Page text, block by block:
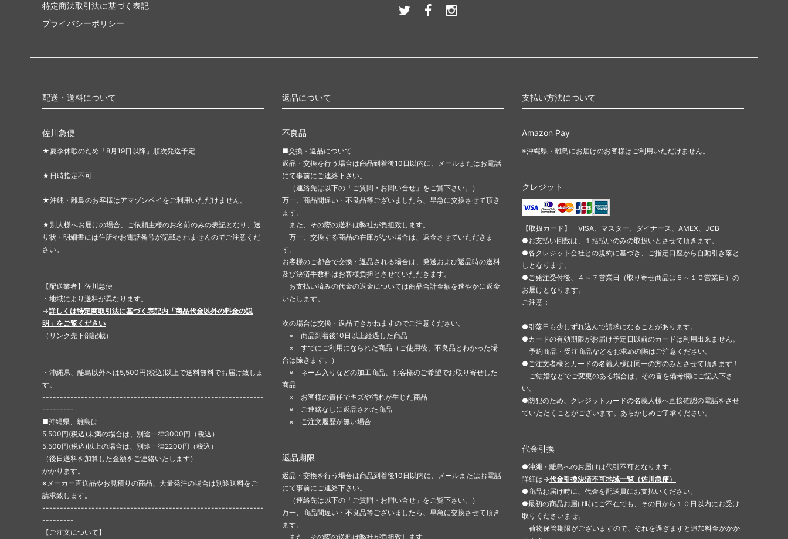
特定商法取引法に基づく表記
プライバシーポリシー
配送・送料について
佐川急便
★夏季休暇のため「8月19日以降」順次発送予定
★日時指定不可
★沖縄・離島のお客様はアマゾンペイをご利用いただけません。
★別人様へお届けの場合、ご依頼主様のお名前のみの表記となり、送
り状・明細書には住所やお電話番号が記載されませんのでご注意くだ
さい。
【配送業者】佐川急便
・地域により送料が異なります。
→詳しくは特定商取引法に基づく表記内「商品代金以外の料金の説
明」をご覧ください
（リンク先下部記載）
・沖縄県、離島以外へは5,500円(税込)以上で送料無料でお届け致しま
す。
---------------------------------------------------------------
---------
■沖縄県、離島は
5,500円(税込)未満の場合は、別途一律3000円（税込）
5,500円(税込)以上の場合は、別途一律2200円（税込）
（後日送料を加算した金額をご連絡いたします）
かかります。
※メーカー直送品やお見積りの商品、大量発注の場合は別途送料をご
請求致します。
---------------------------------------------------------------
---------
【ご注文について】
返品について
不良品
■交換・返品について
返品・交換を行う場合は商品到着後10日以内に、メールまたはお電話
にて事前にご連絡下さい。
（連絡先は以下の「ご質問・お問い合せ」をご覧下さい。）
万一、商品間違い・不良品等ございましたら、早急に交換させて頂き
ます。
また、その際の送料は弊社が負担致します。
万一、交換する商品の在庫がない場合は、返金させていただきま
す。
お客様のご都合で交換・返品される場合は、発送および返品時の送料
及び決済手数料はお客様負担とさせていただきます。
お支払い済みの代金の返金については商品合計金額を速やかに返金
いたします。
次の場合は交換・返品できかねますのでご注意ください。
× 商品到着後10日以上経過した商品
× すでにご利用になられた商品（ご使用後、不良品とわかった場
合は除きます。）
× ネーム入りなどの加工商品、お客様のご希望でお取り寄せした
商品
× お客様の責任でキズや汚れが生じた商品
× ご連絡なしに返品された商品
× ご注文履歴が無い場合
返品期限
返品・交換を行う場合は商品到着後10日以内に、メールまたはお電話
にて事前にご連絡下さい。
（連絡先は以下の「ご質問・お問い合せ」をご覧下さい。）
万一、商品間違い・不良品等ございましたら、早急に交換させて頂き
ます。
また、その際の送料は弊社が負担致します。
支払い方法について
Amazon Pay
※沖縄県・離島にお届けのお客様はご利用いただけません。
クレジット
【取扱カード】 VISA、マスター、ダイナース、AMEX、JCB
●お支払い回数は、１括払いのみの取扱いとさせて頂きます。
●各クレジット会社との規約に基づき、ご指定口座から自動引き落と
しとなります。
●ご発注受付後、４～７営業日（取り寄せ商品は５～１０営業日）の
お届けとなります。
ご注意：
●引落日も少しずれ込んで請求になることがあります。
●カードの有効期限がお届け予定日以前のカードは利用出来ません。
予約商品・受注商品などをお求めの際はご注意ください。
●ご注文者様とカードの名義人様は同一の方のみとさせて頂きます！
ご結婚などでご変更のある場合は、その旨を備考欄にご記入下さ
い。
●防犯のため、クレジットカードの名義人様へ直接確認の電話をさせ
ていただくことがございます。あらかじめご了承ください。
代金引換
●沖縄・離島へのお届けは代引不可となります。
詳細は→代金引換決済不可地域一覧（佐川急便）
●商品お届け時に、代金を配送員にお支払いください。
●最初の商品お届け時にご不在でも、その日から１０日以内にお受け
取りくださいませ。
荷物保管期限がございますので、それを過ぎますと追加料金がかか